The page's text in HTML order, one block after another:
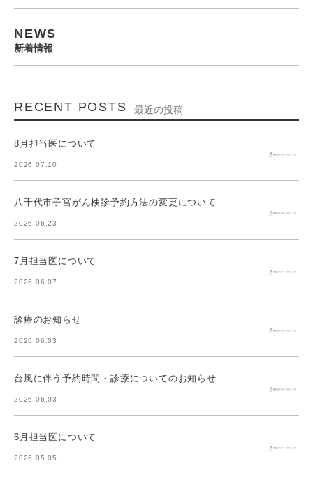
NEWS
新着情報
RECENT POSTS 最近の投稿
8月担当医について
2026.07.10
八千代市子宮がん検診予約方法の変更について
2026.06.23
7月担当医について
2026.06.07
診療のお知らせ
2026.06.03
台風に伴う予約時間・診療についてのお知らせ
2026.06.03
6月担当医について
2026.05.05